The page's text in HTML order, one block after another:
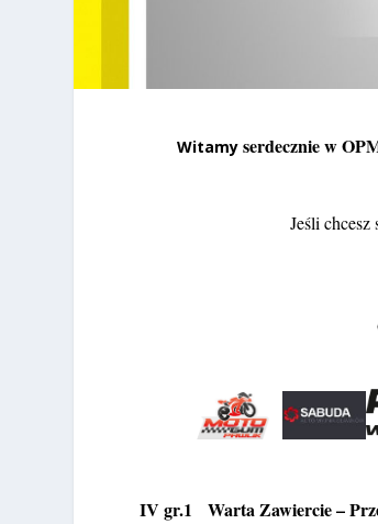
Witamy serdecznie w
Jeśli
IV gr.1 Warta Zawiercie –